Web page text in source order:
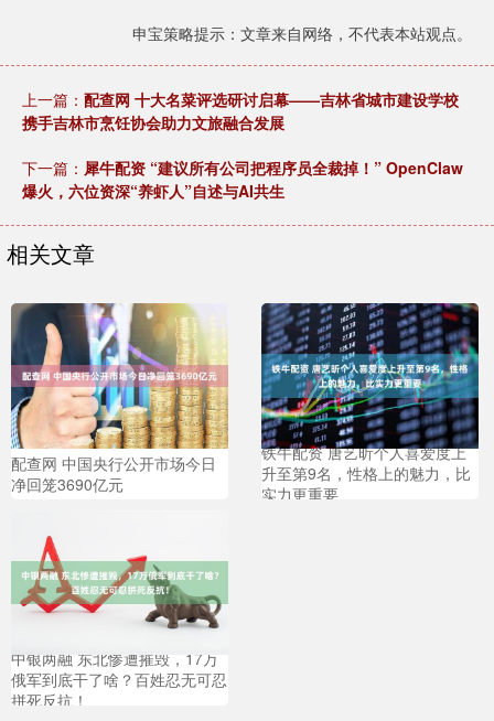
申宝策略提示：文章来自网络，不代表本站观点。
上一篇： 配查网 十大名菜评选研讨启幕——吉林省城市建设学校
携手吉林市烹饪协会助力文旅融合发展
下一篇： 犀牛配资 “建议所有公司把程序员全裁掉！” OpenClaw
爆火，六位资深“养虾人”自述与AI共生
相关文章
配查网 中国央行公开市场今日
净回笼3690亿元
铁牛配资 唐艺昕个人喜爱度上
升至第9名，性格上的魅力，比
实力更重要
中银两融 东北惨遭摧毁，17万
俄军到底干了啥？百姓忍无可忍
拼死反抗！